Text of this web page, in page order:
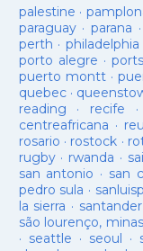
palestine ·
paraguay· parana
perth ·philadelphia
porto alegre ·
puerto montt·
quebec·
reading · recife ·
centreafricana ·
rosario · rostock ·
rugby· rwanda ·
san antonio · san
pedro sula ·
la sierra · santander
são lourenço,
· seattle · seoul ·